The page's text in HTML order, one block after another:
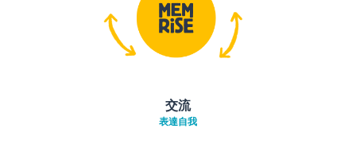
交流
表達自我